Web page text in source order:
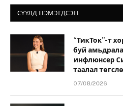
СҮҮЛД НЭМЭГДСЭН
“ТикТок”-т
буй
инфлюнсер
таалал
07/08/2026